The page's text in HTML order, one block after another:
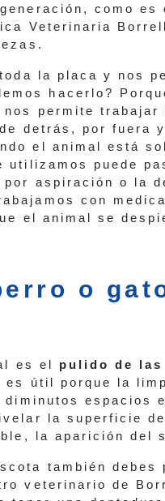
como es
Veterinaria
la placa y nos
hacerlo?
permite trabajar
detrás, por fuera
el animal está
utilizamos puede
aspiración o la
con
el animal se
o
es el
pulido de las
útil porque la
espacios
la superficie
la aparición del
también debes
veterinario de